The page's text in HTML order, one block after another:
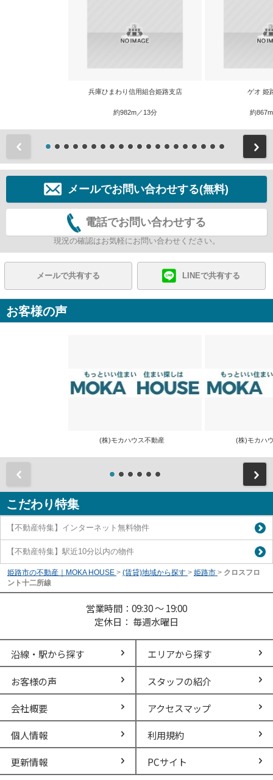
兵庫ひまわり信用組合姫路支店
約982m／13分
ゲオ 姫
約
メールでお問い合わせする(無料)
電話でお問い合わせする
現況の確認はお気軽にお問い合わせください。
メールで共有する LINEで共有する
お客様の声
(株)モカハウス不動産 (株)モカハ
こだわり特集
【不動産特集】インターネット無料物件
【不動産特集】駅近10分以内の物件
姫路市の不動産｜MOKA HOUSE > (賃貸)地域から探す > 姫路市 > クロスフロ
ント十二所線
営業時間：09:30 ～ 19:00
定休日： 毎週水曜日
沿線・駅から探す エリアから探す
お客様の声 スタッフの紹介
会社概要 アクセスマップ
個人情報 利用規約
更新情報 PCサイト